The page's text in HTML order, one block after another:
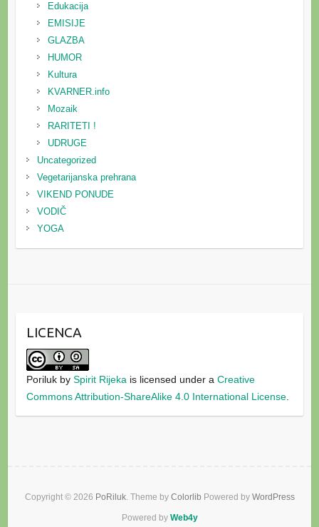
Edukacija
EMISIJE
GLAZBA
HUMOR
Kultura
KVARNER.info
Mozaik
RARITETI !
UDRUGE
Uncategorized
Vegetarijanska prehrana
VIKEND PONUDE
VODIČ
YOGA
LICENCA
Porilukby Spirit Rijeka is licensed under a Creative
Commons Attribution-ShareAlike 4.0 International License.
Copyright © 2026 PoRiluk. Theme by Colorlib Powered by WordPress
Powered by Web4y